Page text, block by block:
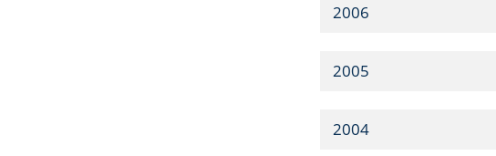
2006
2005
2004